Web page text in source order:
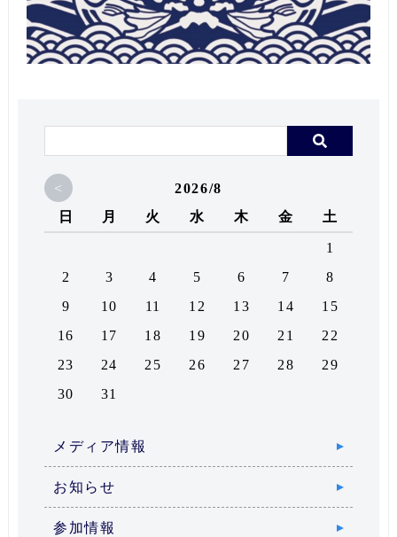
<
2026/8
日
月 火 水 木 金 土
1
2
3 4 5 6 7
8
9
10 11 12 13 14
15
16
17 18 19 20 21
22
23
24 25 26 27 28
29
30
31
メディア情報
お知らせ
参加情報